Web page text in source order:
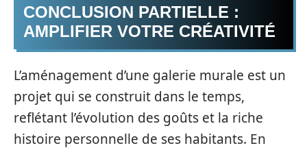
CONCLUSION PARTIELLE :
AMPLIFIER VOTRE CRÉATIVITÉ
L’aménagement d’une galerie murale est un
projet qui se construit dans le temps,
reflétant l’évolution des goûts et la riche
histoire personnelle de ses habitants. En